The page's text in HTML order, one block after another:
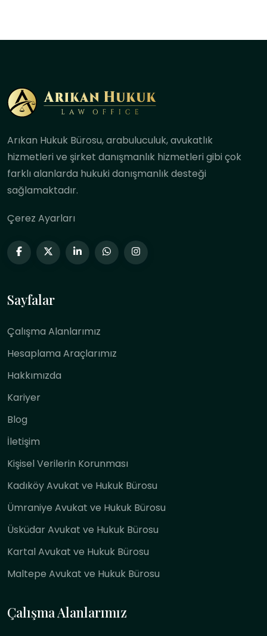
Arıkan Hukuk Bürosu, arabuluculuk, avukatlık
hizmetleri ve şirket danışmanlık hizmetleri gibi çok
farklı alanlarda hukuki danışmanlık desteği
sağlamaktadır.
Çerez Ayarları
Sayfalar
Çalışma Alanlarımız
Hesaplama Araçlarımız
Hakkımızda
Kariyer
Blog
İletişim
Kişisel Verilerin Korunması
Kadıköy Avukat ve Hukuk Bürosu
Ümraniye Avukat ve Hukuk Bürosu
Üsküdar Avukat ve Hukuk Bürosu
Kartal Avukat ve Hukuk Bürosu
Maltepe Avukat ve Hukuk Bürosu
Çalışma Alanlarımız